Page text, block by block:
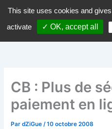
contenu
dZiGue
CB : Plus de
paiement en
PardZiGue/10 octobre 2008
This site uses cookies and
activate
✓ OK, accept all